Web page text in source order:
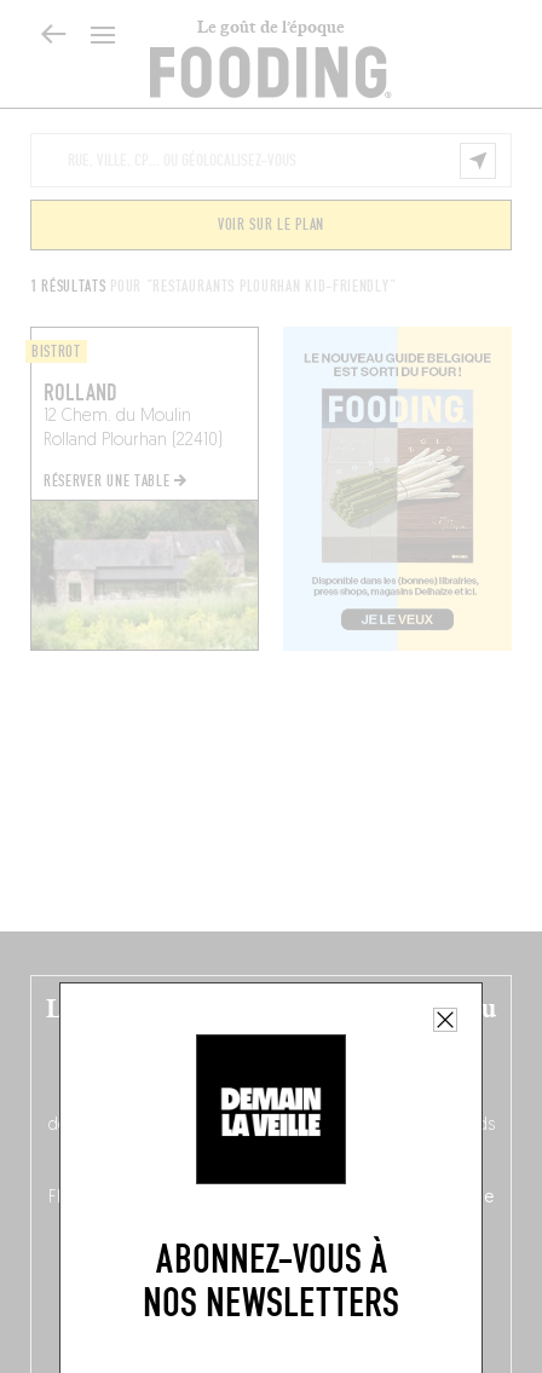
Le goût de l’époque
ABONNEZ-VOUS À
NOS NEWSLETTERS
1 RÉSULTATS POUR "RESTAURANTS PLOURHAN KID-FRIENDLY"
VOIR SUR LE PLAN
BISTROT
ROLLAND
12 Chem. du Moulin
Rolland Plourhan (22410)
RÉSERVER UNE TABLE
Le nouveau guide Belgique est sorti du
four !
néerlandais côté face – à moins que ne soit l’inverse ?),
découvrez
une partie mag « Nord-Zuid »
qui met les pieds
Flandre, à Bruxelles et en Wallonie, ainsi qu’
un palmarès de